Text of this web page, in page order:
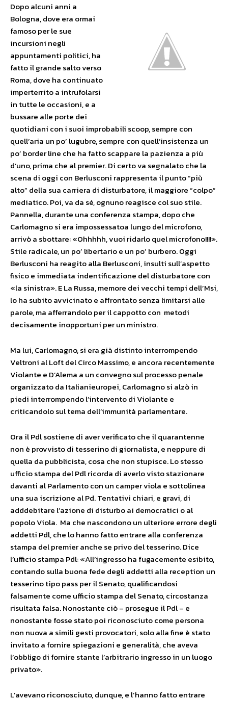
Dopo alcuni anni a
Bologna, dove era ormai
famoso per le sue
incursioni negli
appuntamenti politici, ha
fatto il grande salto verso
Roma, dove ha continuato
imperterrito a intrufolarsi
in tutte le occasioni, e a
bussare alle porte dei
quotidiani con i suoi improbabili scoop, sempre con
quell’aria un po’ lugubre, sempre con quell’insistenza un
po’ border line che ha fatto scappare la pazienza a più
d’uno, prima che al premier. Di certo va segnalato che la
scena di oggi con Berlusconi rappresenta il punto “più
alto” della sua carriera di disturbatore, il maggiore “colpo”
mediatico. Poi, va da sé, ognuno reagisce col suo stile.
Pannella, durante una conferenza stampa, dopo che
Carlomagno si era impossessatoa lungo del microfono,
arrivò a sbottare: «Ohhhhh, vuoi ridarlo quel microfono!!!!».
Stile radicale, un po’ libertario e un po’ burbero. Oggi
Berlusconi ha reagito alla Berlusconi, insulti sull’aspetto
fisico e immediata indentificazione del disturbatore con
«la sinistra». E La Russa, memore dei vecchi tempi dell’Msi,
lo ha subito avvicinato e affrontato senza limitarsi alle
parole, ma afferrandolo per il cappotto con metodi
decisamente inopportuni per un ministro.
Ma lui, Carlomagno, si era già distinto interrompendo
Veltroni al Loft del Circo Massimo, e ancora recentemente
Violante e D’Alema a un convegno sul processo penale
organizzato da Italianieuropei, Carlomagno si alzò in
piedi interrompendo l’intervento di Violante e
criticandolo sul tema dell’immunità parlamentare.
Ora il Pdl sostiene di aver verificato che il quarantenne
non è provvisto di tesserino di giornalista, e neppure di
quella da pubblicista, cosa che non stupisce. Lo stesso
ufficio stampa del Pdl ricorda di averlo visto stazionare
davanti al Parlamento con un camper viola e sottolinea
una sua iscrizione al Pd. Tentativi chiari, e gravi, di
adddebitare l’azione di disturbo ai democratici o al
popolo Viola. Ma che nascondono un ulteriore errore degli
addetti Pdl, che lo hanno fatto entrare alla conferenza
stampa del premier anche se privo del tesserino. Dice
l’ufficio stampa Pdl: «All’ingresso ha fugacemente esibito,
contando sulla buona fede degli addetti alla reception un
tesserino tipo pass per il Senato, qualificandosi
falsamente come ufficio stampa del Senato, circostanza
risultata falsa. Nonostante ciò – prosegue il Pdl – e
nonostante fosse stato poi riconosciuto come persona
non nuova a simili gesti provocatori, solo alla fine è stato
invitato a fornire spiegazioni e generalità, che aveva
l’obbligo di fornire stante l’arbitrario ingresso in un luogo
privato».
L’avevano riconosciuto, dunque, e l’hanno fatto entrare